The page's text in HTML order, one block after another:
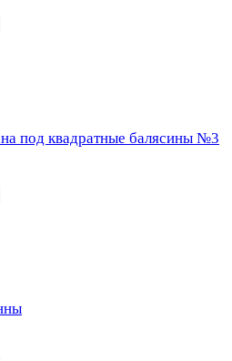
под квадратные балясины №3